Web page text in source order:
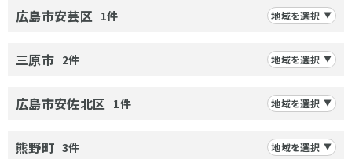
広島市安芸区 1件 地域を選択
三原市 2件 地域を選択
広島市安佐北区 1件 地域を選択
熊野町 3件 地域を選択